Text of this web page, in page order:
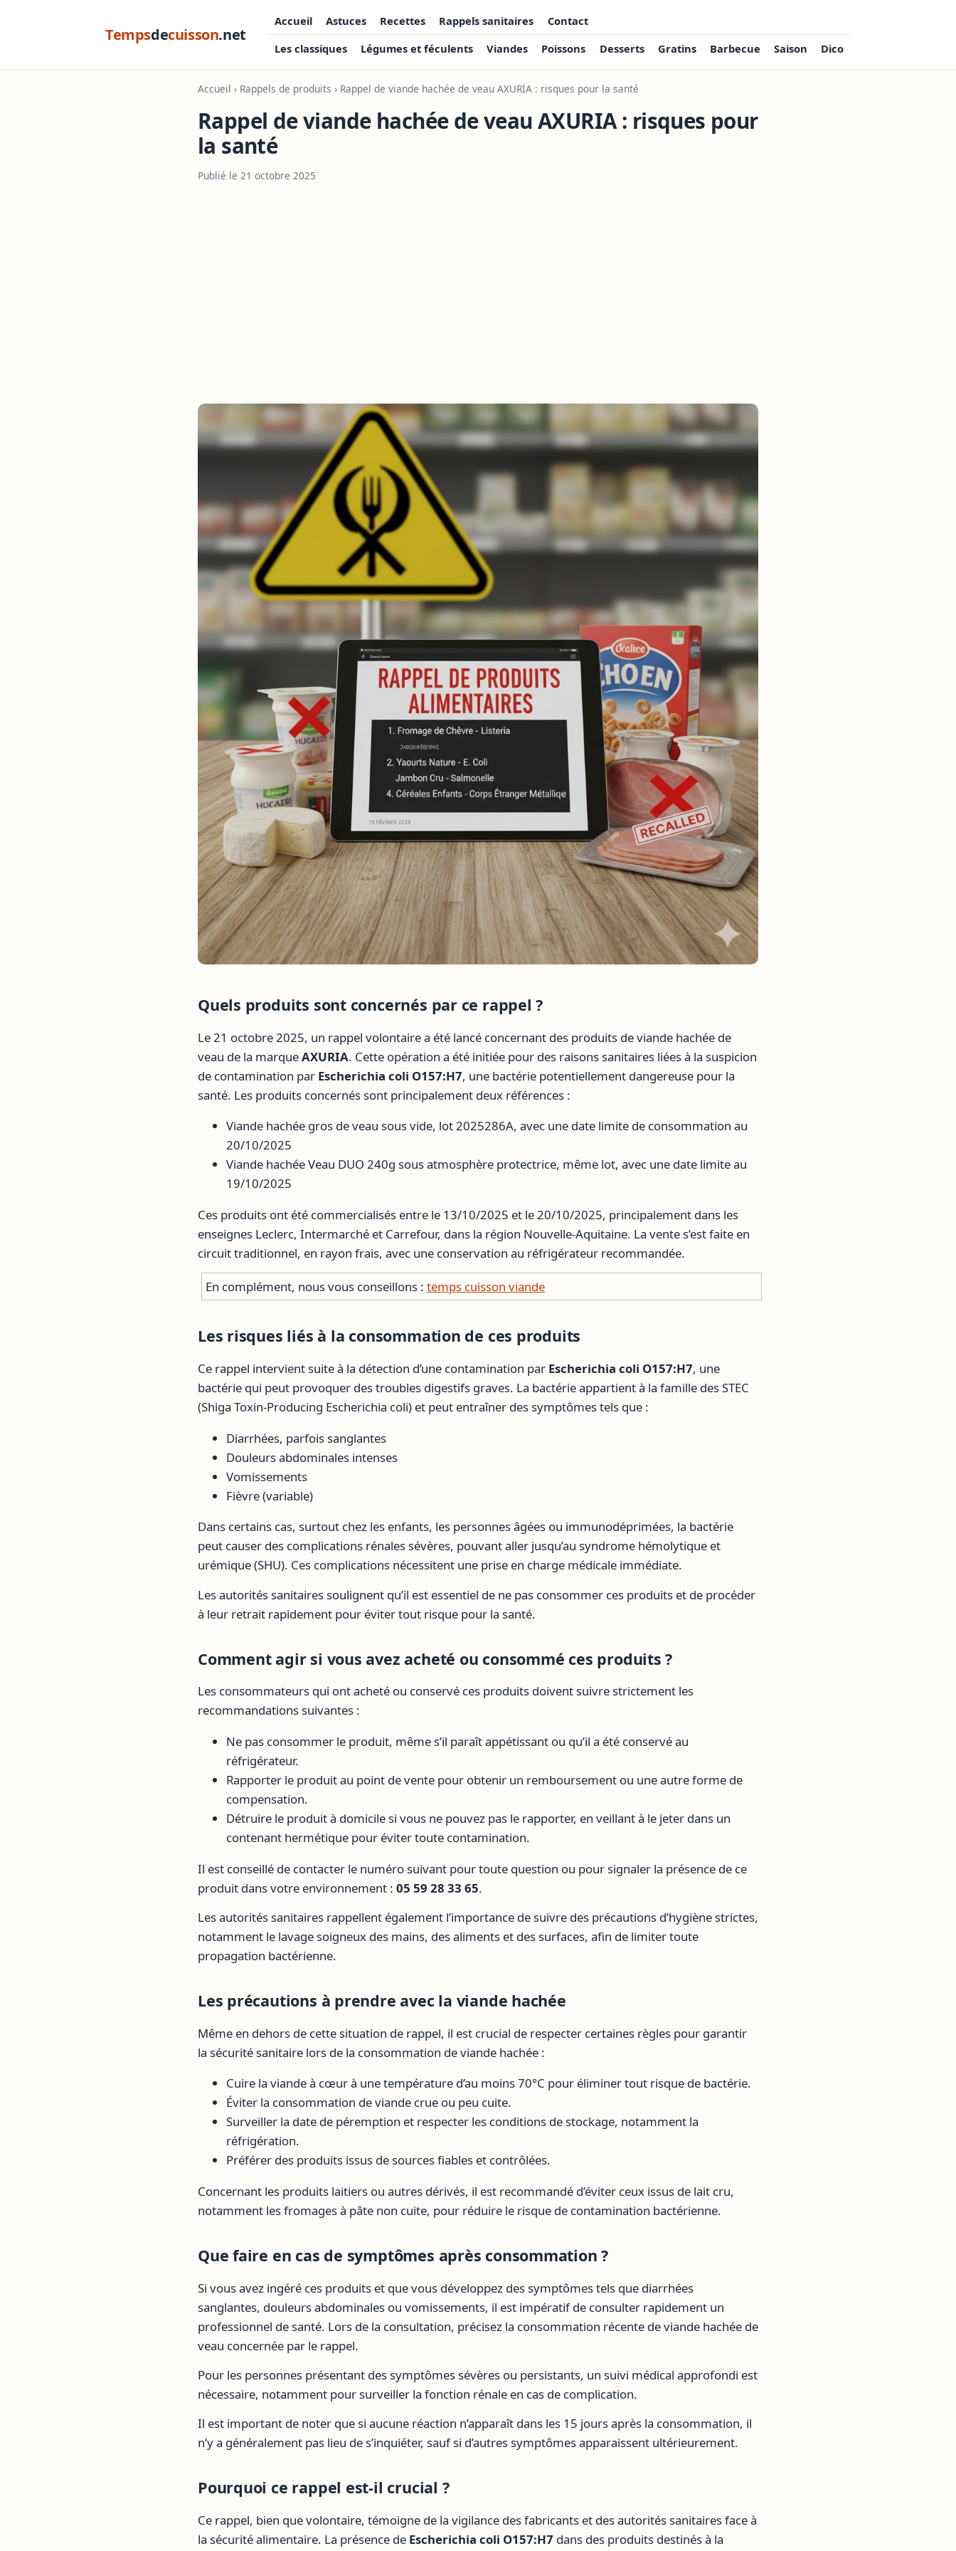
Tempsdecuisson.net
Accueil Astuces Recettes Rappels sanitaires
Contact
Les classiques
Légumes et féculents Viandes Poissons Desserts Gratins Barbecue Saison Dico
Accueil › Rappels de produits › Rappel de viande hachée de veau AXURIA : risques pour la santé
Rappel de viande hachée de veau AXURIA : risques pour
la santé
Publié le 21 octobre 2025
Quels produits sont concernés par ce rappel ?
Le 21 octobre 2025, un rappel volontaire a été lancé concernant des produits de viande hachée de
veau de la marqueAXURIA. Cette opération a été initiée pour des raisons sanitaires liées à la suspicion
de contamination par Escherichia coli O157:H7, une bactérie potentiellement dangereuse pour la
santé. Les produits concernés sont principalement deux références :
Viande hachée gros de veau sous vide, lot 2025286A, avec une date limite de consommation au
20/10/2025
Viande hachée Veau DUO 240g sous atmosphère protectrice, même lot, avec une date limite au
19/10/2025
Ces produits ont été commercialisés entre le 13/10/2025 et le 20/10/2025, principalement dans les
enseignes Leclerc, Intermarché et Carrefour, dans la région Nouvelle-Aquitaine. La vente s’est faite en
circuit traditionnel, en rayon frais, avec une conservation au réfrigérateur recommandée.
En complément, nous vous conseillons : temps cuisson viande
Les risques liés à la consommation de ces produits
Ce rappel intervient suite à la détection d’une contamination par Escherichia coli O157:H7, une
bactérie qui peut provoquer des troubles digestifs graves. La bactérie appartient à la famille des STEC
(Shiga Toxin-Producing Escherichia coli) et peut entraîner des symptômes tels que :
Diarrhées, parfois sanglantes
Douleurs abdominales intenses
Vomissements
Fièvre (variable)
Dans certains cas, surtout chez les enfants, les personnes âgées ou immunodéprimées, la bactérie
peut causer des complications rénales sévères, pouvant aller jusqu’au syndrome hémolytique et
urémique (SHU). Ces complications nécessitent une prise en charge médicale immédiate.
Les autorités sanitaires soulignent qu’il est essentiel de ne pas consommer ces produits et de procéder
à leur retrait rapidement pour éviter tout risque pour la santé.
Comment agir si vous avez acheté ou consommé ces produits ?
Les consommateurs qui ont acheté ou conservé ces produits doivent suivre strictement les
recommandations suivantes :
Ne pas consommer le produit, même s’il paraît appétissant ou qu’il a été conservé au
réfrigérateur.
Rapporter le produit au point de vente pour obtenir un remboursement ou une autre forme de
compensation.
Détruire le produit à domicile si vous ne pouvez pas le rapporter, en veillant à le jeter dans un
contenant hermétique pour éviter toute contamination.
Il est conseillé de contacter le numéro suivant pour toute question ou pour signaler la présence de ce
produit dans votre environnement : 05 59 28 33 65.
Les autorités sanitaires rappellent également l’importance de suivre des précautions d’hygiène strictes,
notamment le lavage soigneux des mains, des aliments et des surfaces, afin de limiter toute
propagation bactérienne.
Les précautions à prendre avec la viande hachée
Même en dehors de cette situation de rappel, il est crucial de respecter certaines règles pour garantir
la sécurité sanitaire lors de la consommation de viande hachée :
Cuire la viande à cœur à une température d’au moins 70°C pour éliminer tout risque de bactérie.
Éviter la consommation de viande crue ou peu cuite.
Surveiller la date de péremption et respecter les conditions de stockage, notamment la
réfrigération.
Préférer des produits issus de sources fiables et contrôlées.
Concernant les produits laitiers ou autres dérivés, il est recommandé d’éviter ceux issus de lait cru,
notamment les fromages à pâte non cuite, pour réduire le risque de contamination bactérienne.
Que faire en cas de symptômes après consommation ?
Si vous avez ingéré ces produits et que vous développez des symptômes tels que diarrhées
sanglantes, douleurs abdominales ou vomissements, il est impératif de consulter rapidement un
professionnel de santé. Lors de la consultation, précisez la consommation récente de viande hachée de
veau concernée par le rappel.
Pour les personnes présentant des symptômes sévères ou persistants, un suivi médical approfondi est
nécessaire, notamment pour surveiller la fonction rénale en cas de complication.
Il est important de noter que si aucune réaction n’apparaît dans les 15 jours après la consommation, il
n’y a généralement pas lieu de s’inquiéter, sauf si d’autres symptômes apparaissent ultérieurement.
Pourquoi ce rappel est-il crucial ?
Ce rappel, bien que volontaire, témoigne de la vigilance des fabricants et des autorités sanitaires face à
la sécurité alimentaire. La présence de Escherichia coli O157:H7 dans des produits destinés à la